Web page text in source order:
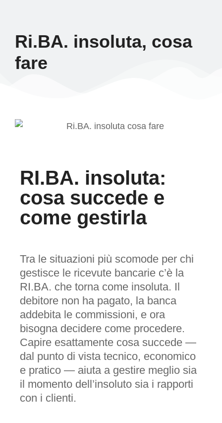
Ri.BA. insoluta, cosa
fare
RI.BA. insoluta:
cosa succede e
come gestirla
Tra le situazioni più scomode per chi
gestisce le ricevute bancarie c’è la
RI.BA. che torna come insoluta. Il
debitore non ha pagato, la banca
addebita le commissioni, e ora
bisogna decidere come procedere.
Capire esattamente cosa succede —
dal punto di vista tecnico, economico
e pratico — aiuta a gestire meglio sia
il momento dell’insoluto sia i rapporti
con i clienti.